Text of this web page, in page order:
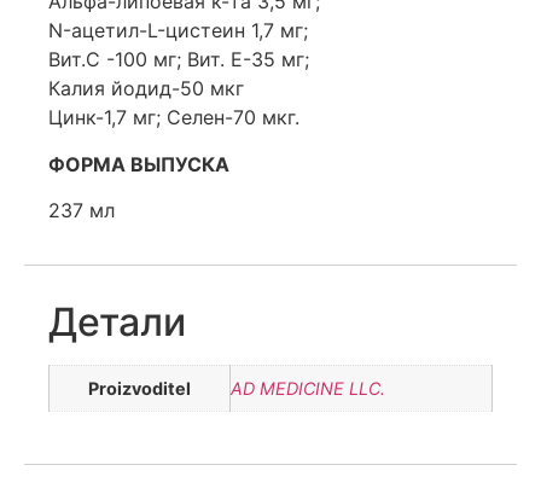
N-ацетил-L-цистеин 1,7 мг;
Вит.С -100 мг; Вит. Е-35 мг;
Калия йодид-50 мкг
Цинк-1,7 мг; Селен-70 мкг.
ФОРМА ВЫПУСКА
237 мл
Детали
Proizvoditel AD MEDICINE LLC.